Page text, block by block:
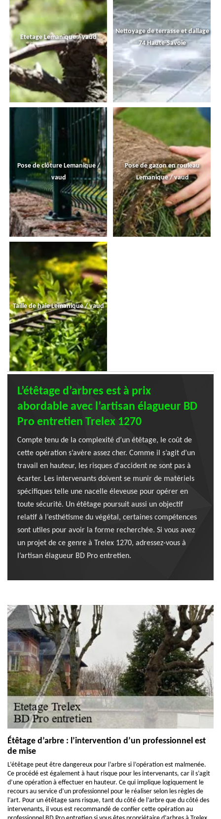
Etetage Lemanique / vaud
Nettoyage de terrasse et dallage
74 Haute-Savoie
Pose de clôture Lemanique /
vaud
Pose de gazon en rouleau
Lemanique / vaud
Taille de haie Lemanique / vaud
L’étêtage d’arbres est à prix
abordable avec l’artisan élagueur BD
Pro entretien Trelex 1270
Compte tenu de la complexité d’un étêtage, le coût de
cette opération s’avère assez cher. Comme il s’agit d’un
travail en hauteur, les risques d'accident ne sont pas à
écarter. Les intervenants doivent se munir de matériels
spécifiques telle une nacelle éleveuse pour opérer en
toute sécurité. Un étêtage poursuit aussi un objectif
relatif à l’esthétisme du végétal, certaines compétences
sont utiles pour avoir la forme recherchée. Si vous avez
un projet de ce genre à Trelex 1270, adressez-vous à
l’artisan élagueur BD Pro entretien.
Étêtage d’arbre : l’intervention d’un professionnel est
de mise
L’étêtage peut être dangereux pour l’arbre si l’opération est malmenée.
Ce procédé est également à haut risque pour les intervenants, car il s’agit
d’une opération à effectuer en hauteur. Ce qui implique logiquement le
recours au service d’un professionnel pour le réaliser selon les règles de
l’art. Pour un étêtage sans risque, tant du côté de l’arbre que du côté des
intervenants, il vous est recommandé de confier cette opération au